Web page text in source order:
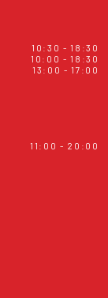
10:30 - 18:30
10:00 - 18:30
13:00 - 17:00
11:00 - 20:00